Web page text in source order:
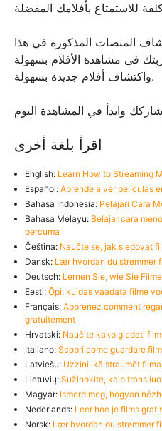
المنصات المذكورة في هذا
في مشاهدة الأفلام بسهولة
واكتشاف أفلام جديدة بسهولة.
اقرأ بلغة أخرى
English: Learn How to Streaming
Español: Aprende a ver películas
Bahasa Indonesia: Pelajari Cara
Bahasa Melayu: Belajar cara
percuma
Čeština: Naučte se, jak sledovat
Dansk: Lær hvordan du strømmer
Deutsch: Lernen Sie, wie Sie
Eesti: Õpi, kuidas vaadata filme
Français: Apprenez comment
gratuitement
Hrvatski: Naučite kako gledati
Italiano: Scopri come guardare
Latviešu: Uzzini, kā straumēt
Lietuvių: Sužinokite, kaip
Magyar: Ismerd meg, hogyan
Nederlands: Leer hoe je films
Norsk: Lær hvordan du strømmer